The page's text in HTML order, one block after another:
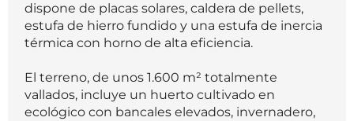
dispone de placas solares, caldera de pellets,
estufa de hierro fundido y una estufa de inercia
térmica con horno de alta eficiencia.
El terreno, de unos 1.600 m² totalmente
vallados, incluye un huerto cultivado en
ecológico con bancales elevados, invernadero,